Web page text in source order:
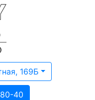
169Б
40